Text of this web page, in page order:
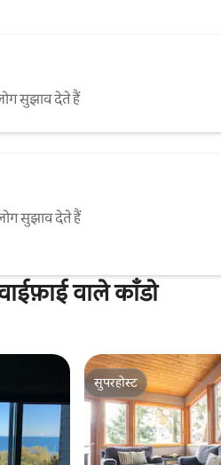
सुझाव देते हैं
सुझाव देते हैं
वाले काँडो
सुपरहोस्ट
सुपरहोस्ट